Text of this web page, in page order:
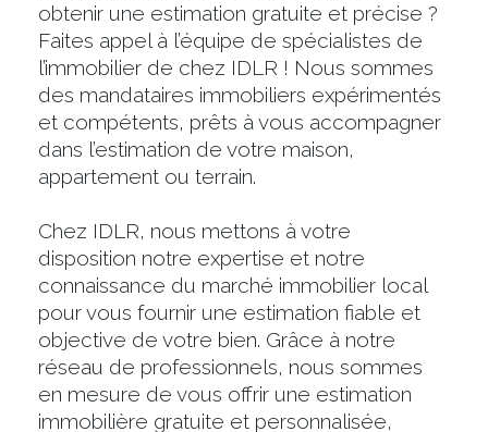
obtenir une estimation gratuite et précise ?
Faites appel à l’équipe de spécialistes de
l’immobilier de chez IDLR ! Nous sommes
des mandataires immobiliers expérimentés
et compétents, prêts à vous accompagner
dans l’estimation de votre maison,
appartement ou terrain.
Chez IDLR, nous mettons à votre
disposition notre expertise et notre
connaissance du marché immobilier local
pour vous fournir une estimation fiable et
objective de votre bien. Grâce à notre
réseau de professionnels, nous sommes
en mesure de vous offrir une estimation
immobilière gratuite et personnalisée,